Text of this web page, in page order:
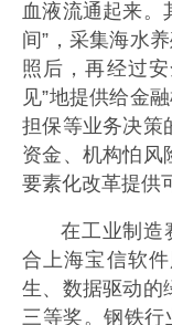
血液流通起来。
间”，采集海水
照后，再经过
见”地提供给金
担保等业务决策
资金、机构怕风
要素化改革提供
在工业制造
合上海宝信软
生、数据驱动的
三等奖。钢铁